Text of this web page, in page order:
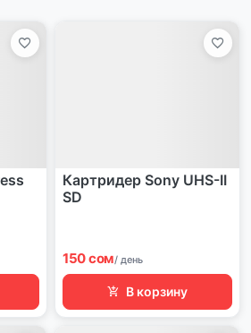
Картридер Sony UHS-II
SD
150 сом/ день
В корзину